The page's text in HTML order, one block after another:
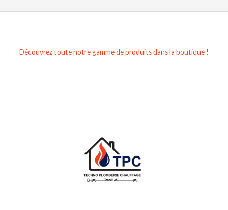
Découvrez toute notre gamme de produits dans la boutique !